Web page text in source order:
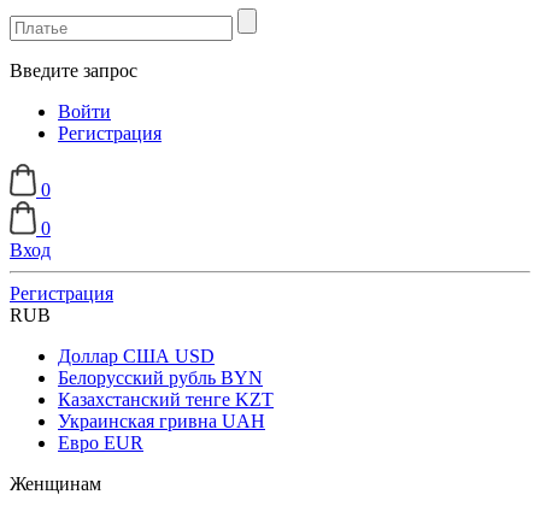
Введите запрос
Войти
Регистрация
0
0
Вход
Регистрация
RUB
Доллар США USD
Белорусский рубль BYN
Казахстанский тенге KZT
Украинская гривна UAH
Евро EUR
Женщинам